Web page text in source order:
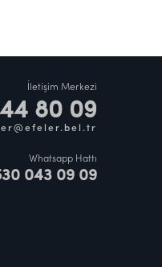
İletişim Merkezi
80 09
Whatsapp Hattı
043 09 09